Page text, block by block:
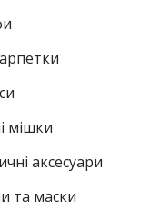
та маски
аксесуари
мішки